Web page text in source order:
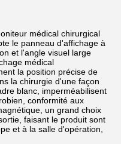
médical chirurgical
le panneau d'affichage à
et l'angle visuel large
médical
la position précise de
la chirurgie d'une façon
blanc, imperméabilisent
conformité aux
un grand choix
faisant le produit sont
et à la salle d'opération,